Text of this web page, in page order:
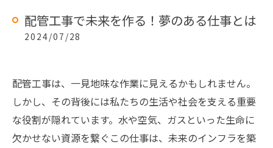
配管工事で未来を作る！夢のある仕事とは
2024/07/28
配管工事は、一見地味な作業に見えるかもしれません。
しかし、その背後には私たちの生活や社会を支える重要
な役割が隠れています。水や空気、ガスといった生命に
欠かせない資源を繋ぐこの仕事は、未来のインフラを築